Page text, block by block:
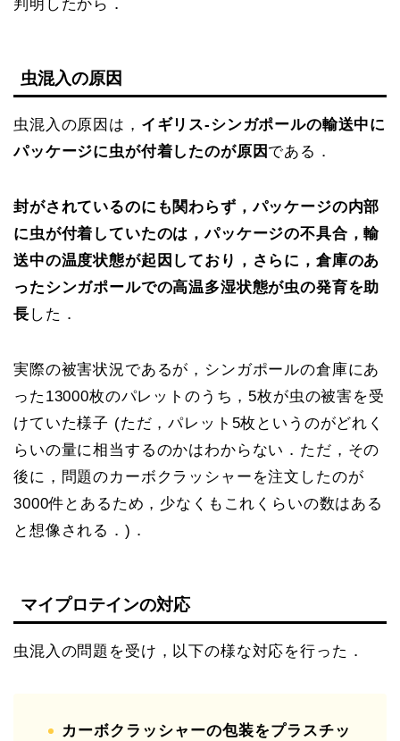
判明したから．
虫混入の原因
虫混入の原因は， イギリス-シンガポールの輸送中に
パッケージに虫が付着したのが原因 である．
封がされているのにも関わらず，パッケージの内部
に虫が付着していたのは，パッケージの不具合，輸
送中の温度状態が起因しており，さらに，倉庫のあ
ったシンガポールでの高温多湿状態が虫の発育を助
長 した．
実際の被害状況であるが，シンガポールの倉庫にあ
った13000枚のパレットのうち，5枚が虫の被害を受
けていた様子 (ただ，パレット5枚というのがどれく
らいの量に相当するのかはわからない．ただ，その
後に，問題のカーボクラッシャーを注文したのが
3000件とあるため，少なくもこれくらいの数はある
と想像される．)．
マイプロテインの対応
虫混入の問題を受け，以下の様な対応を行った．
カーボクラッシャーの包装をプラスチッ